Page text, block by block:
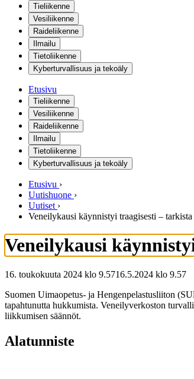
Tieliikenne
Vesiliikenne
Raideliikenne
Ilmailu
Tietoliikenne
Kyberturvallisuus ja tekoäly
Etusivu
Tieliikenne
Vesiliikenne
Raideliikenne
Ilmailu
Tietoliikenne
Kyberturvallisuus ja tekoäly
Etusivu ›
Uutishuone ›
Uutiset ›
Veneilykausi käynnistyi traagisesti –
Veneilykausi
16. toukokuuta 2024 klo 9.5716.5.2024 klo 9.57
Suomen Uimaopetus- ja Hengenpelastusliiton
tapahtunutta hukkumista. Veneilyverkoston
liikkumisen säännöt.
Alatunniste